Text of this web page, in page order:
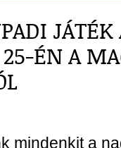
ÉN A
mindenkit a